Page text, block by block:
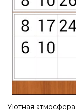
Уютная